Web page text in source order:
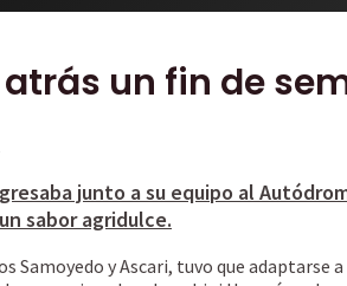
un fin de
junto a su equipo al
sabor agridulce.
Samoyedo y Ascari, tuvo que